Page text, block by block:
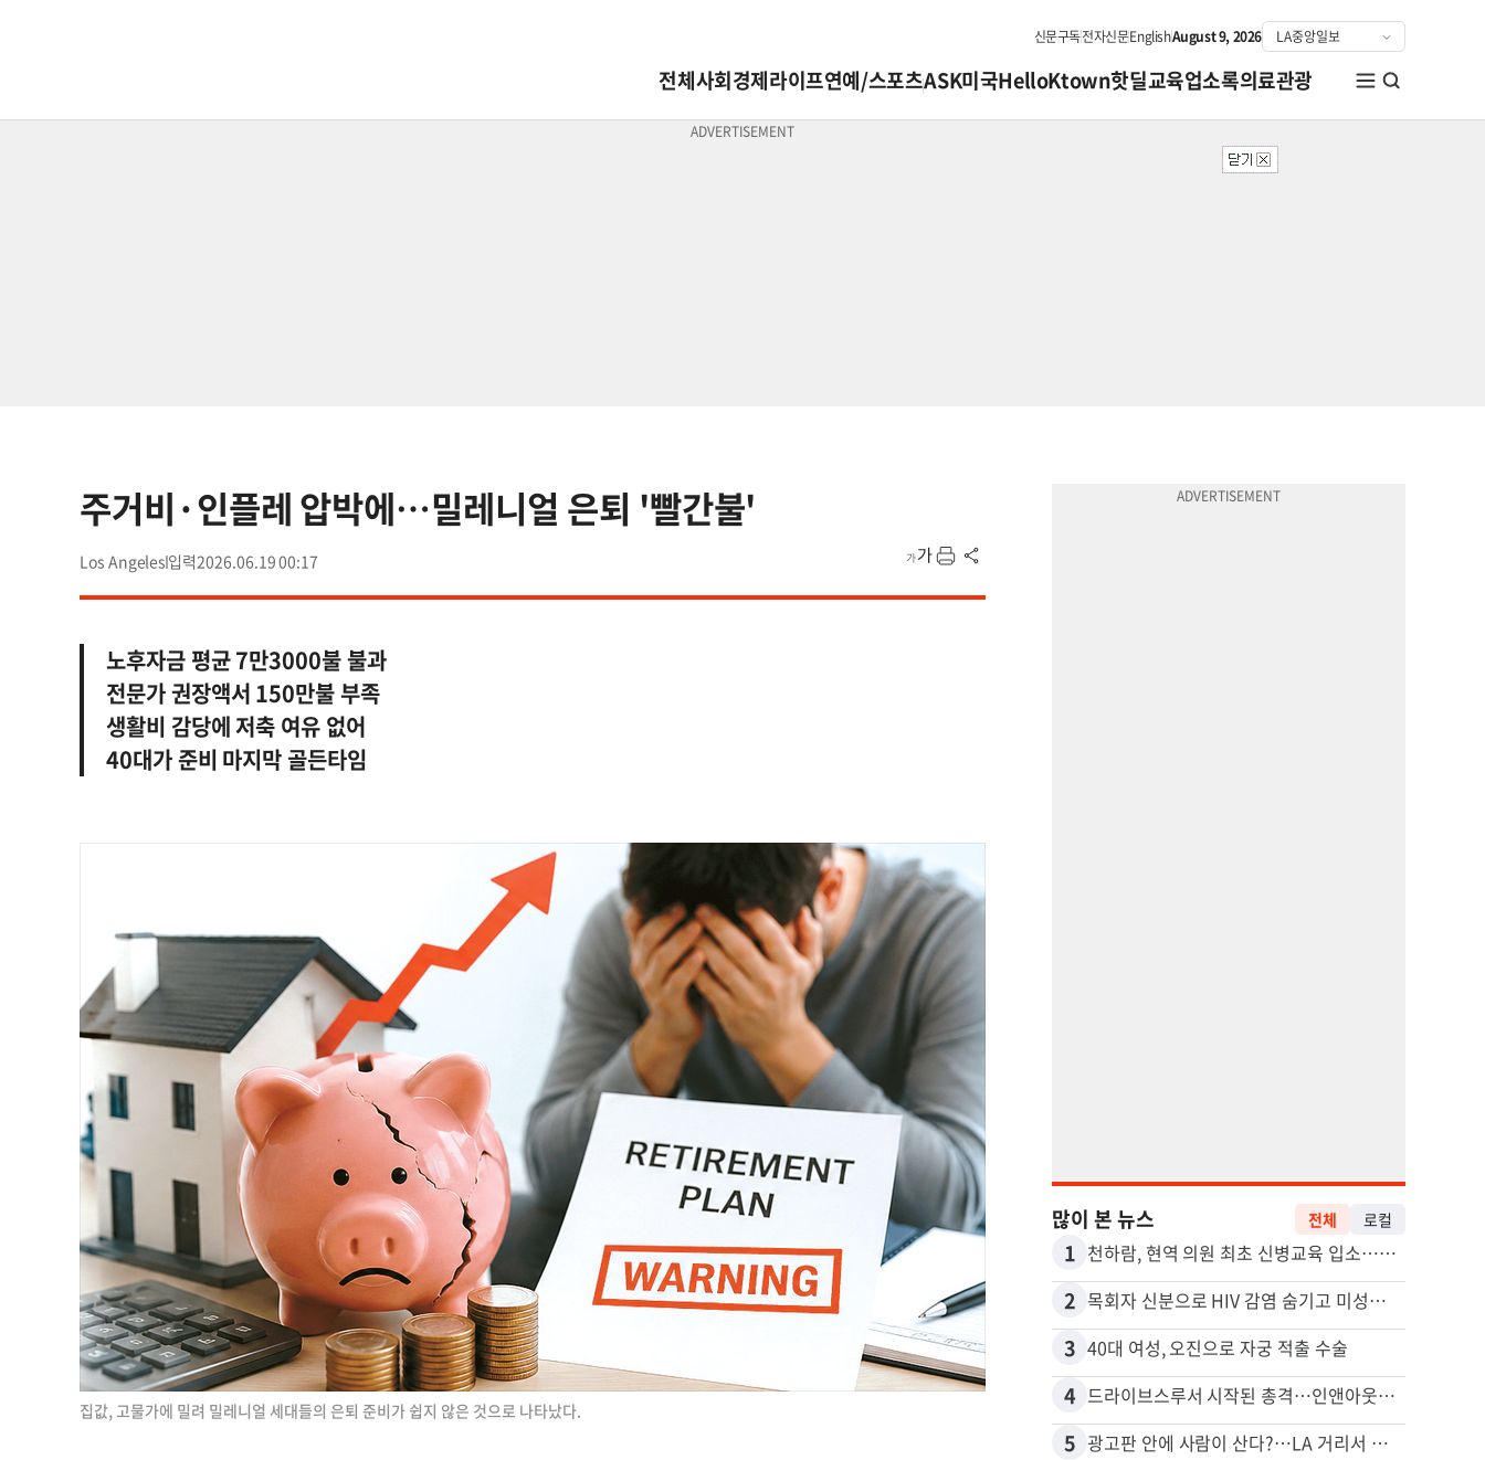
신문구독전자신문EnglishAugust 9, 2026
전체사회경제라이프연예/스포츠ASK미국HelloKtown핫딜교육업소록의료관광
주거비·인플레 압박에…밀레니얼 은퇴 '빨간불'
Los Angeles 2026.06.19 00:17
노후자금 평균 7만3000불 불과
전문가 권장액서 150만불 부족
생활비 감당에 저축 여유 없어
40대가 준비 마지막 골든타임
집값, 고물가에 밀려 밀레니얼 세대들의 은퇴 준비가 쉽지 않은 것으로 나타났다.
많이 본 뉴스 전체 로컬
1 천하람, 현역 의원 최초 신병교육 입소…논산서 2박3일 생활
2 목회자 신분으로 HIV 감염 숨기고 미성년자와 성관계
3 40대 여성, 오진으로 자궁 적출 수술
4 드라이브스루서 시작된 총격…인앤아웃 참사 영상 공개
5 광고판 안에 사람이 산다?…LA 거리서 화제